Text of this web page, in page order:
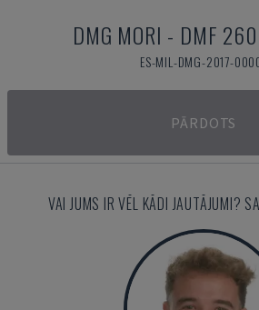
DMG MORI - DMF
ES-MIL-DMG-2017-
PĀRDOTS
VAI JUMS IR VĒL KĀDI JAUTĀJUMI?